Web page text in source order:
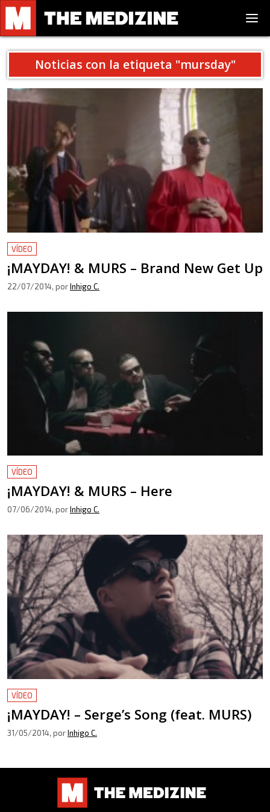
Noticias con la etiqueta "mursday"
VÍDEO
¡MAYDAY! & MURS – Brand New Get Up
22/07/2014, porInhigo C.
VÍDEO
¡MAYDAY! & MURS – Here
07/06/2014, porInhigo C.
VÍDEO
¡MAYDAY! – Serge’s Song (feat. MURS)
31/05/2014, porInhigo C.